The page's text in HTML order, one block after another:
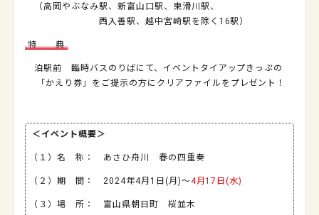
（高岡やぶなみ駅、新富山口駅、東滑川駅、
西入善駅、越中宮崎駅を除く16駅）
特 典
泊駅前 臨時バスのりばにて、イベントタイアップきっぷの
「かえり券」をご提示の方にクリアファイルをプレゼント！
＜イベント概要＞
（１）名 称： あさひ舟川 春の四重奏
（２）期 間： 2024年4月1日(月)～4月17日(水)
（３）場 所： 富山県朝日町 桜並木